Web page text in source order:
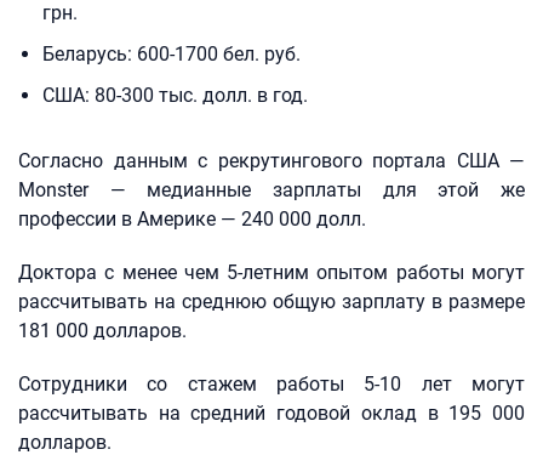
грн.
Беларусь: 600-1700 бел. руб.
США: 80-300 тыс. долл. в год.
Согласно данным с рекрутингового портала США —
Monster — медианные зарплаты для этой же
профессии в Америке — 240 000 долл.
Доктора с менее чем 5-летним опытом работы могут
рассчитывать на среднюю общую зарплату в размере
181 000 долларов.
Сотрудники со стажем работы 5-10 лет могут
рассчитывать на средний годовой оклад в 195 000
долларов.